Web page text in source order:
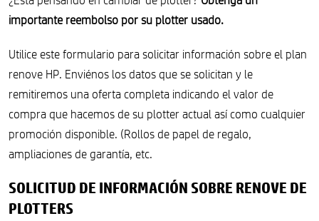
importante reembolso por su plotter usado.
Utilice este formulario para solicitar información sobre el plan
renove HP. Enviénos los datos que se solicitan y le
remitiremos una oferta completa indicando el valor de
compra que hacemos de su plotter actual así como cualquier
promoción disponible. (Rollos de papel de regalo,
ampliaciones de garantía, etc.
SOLICITUD DE INFORMACIÓN SOBRE RENOVE DE
PLOTTERS